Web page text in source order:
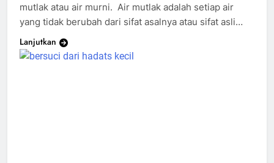
mutlak atau air murni. Air mutlak adalah setiap air
yang tidak berubah dari sifat asalnya atau sifat asli…
Lanjutkan